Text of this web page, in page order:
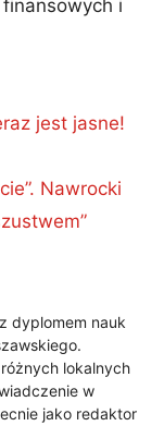
i
jest jasne!
Nawrocki
dyplomem nauk
lokalnych
w
jako redaktor